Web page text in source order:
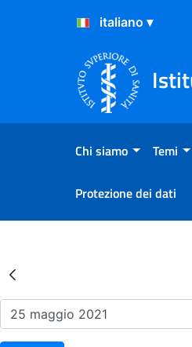
Salta al Contenuto
Salta al Footer
Chi siamo Temi
Protezione dei dati
Risultati della